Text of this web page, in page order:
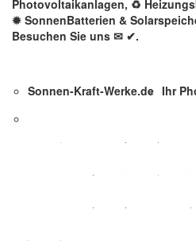
Photovoltaikanlagen, ♻
✹ SonnenBatterien &
Besuchen Sie uns ✉ ✔.
Sonnen-Kraft-Werke.de Ihr